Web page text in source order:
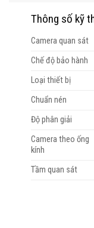
Thông số kỹ
Camera quan sát
Chế độ bảo hành
Loại thiết bị
Chuẩn nén
Độ phân giải
Camera theo ống
kính
Tầm quan sát